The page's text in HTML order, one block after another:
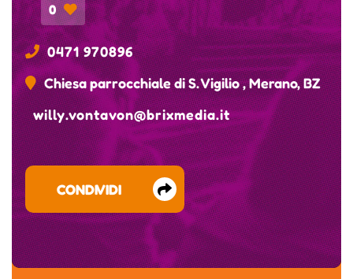
0
0471 970896
Chiesa parrocchiale di S. Vigilio , Merano, BZ
willy.vontavon@brixmedia.it
CONDIVIDI